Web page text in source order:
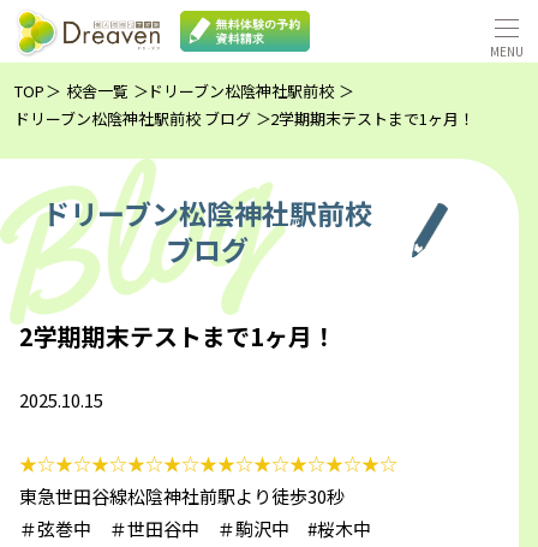
TOP 校舎一覧
ドリーブン松陰神社駅前校
ドリーブン松陰神社駅前校 ブログ
2学期期末テストまで1ヶ月！
ドリーブン松陰神社駅前校
ブログ
2学期期末テストまで1ヶ月！
2025.10.15
★☆★☆★☆★☆★☆★★☆★☆★☆★☆★☆
東急世田谷線松陰神社前駅より徒歩30秒
＃弦巻中 ＃世田谷中 ＃駒沢中 #桜木中